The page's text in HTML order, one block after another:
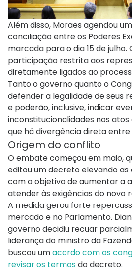
Além disso, Moraes agendou
conciliação entre os Poderes
marcada para o dia 15 de
participação restrita aos
diretamente ligados ao
Tanto o governo quanto o
defender a legalidade de seus
e poderão, inclusive, indicar
inconstitucionalidades nos
que há divergência direta entre
Origem do conflito
O embate começou em maio,
editou um decreto elevando as
com o objetivo de aumentar a
atender às exigências do novo
A medida gerou forte
mercado e no Parlamento.
governo decidiu recuar
liderança do ministro da
buscou umacordo com os
revisar os termosdo decreto.